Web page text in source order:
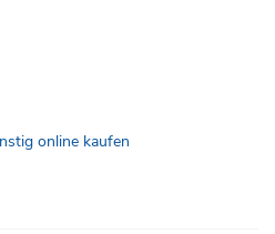
online kaufen